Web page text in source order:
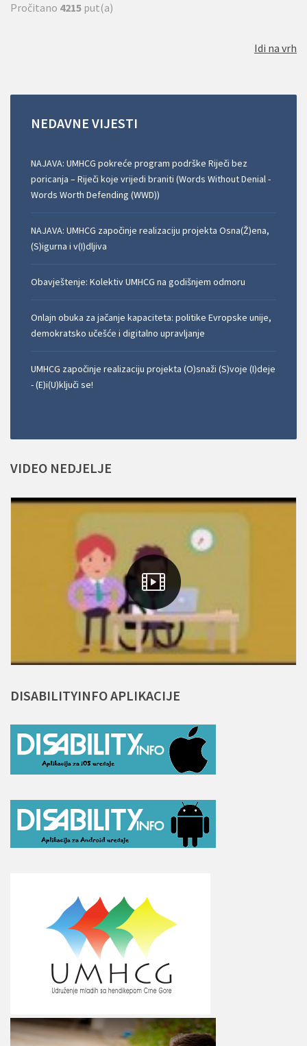
Pročitano 4215 put(a)
Idi na vrh
NEDAVNE VIJESTI
NAJAVA: UMHCG pokreće program podrške Riječi bez
poricanja – Riječi koje vrijedi braniti (Words Without Denial -
Words Worth Defending (WWD))
NAJAVA: UMHCG započinje realizaciju projekta Osna(Ž)ena,
(S)igurna i v(I)dljiva
Obavještenje: Kolektiv UMHCG na godišnjem odmoru
Onlajn obuka za jačanje kapaciteta: politike Evropske unije,
demokratsko učešće i digitalno upravljanje
UMHCG započinje realizaciju projekta (O)snaži (S)voje (I)deje
- (E)i(U)ključi se!
VIDEO NEDJELJE
DISABILITYINFOAPLIKACIJE